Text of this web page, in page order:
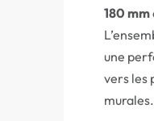
180 mm
une
vers les
murales.